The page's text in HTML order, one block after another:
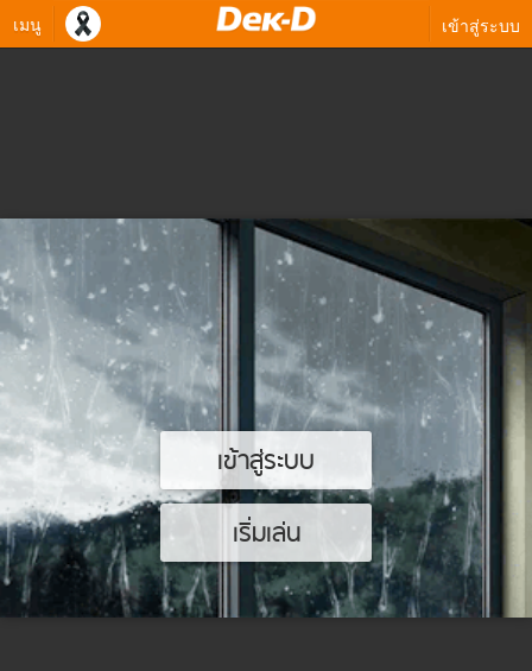
เมนู เข้าสู่ระบบ
เข้าสู่ระบบ
เริ่มเล่น